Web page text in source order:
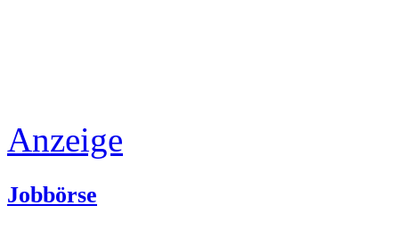
Anzeige
Jobbörse